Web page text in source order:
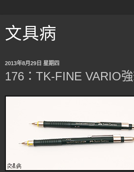
文具病
2013年8月29日 星期四
176：TK-FINE VARIO